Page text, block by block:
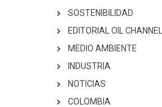
SOSTENIBILIDAD
EDITORIAL OIL CHANNEL
MEDIO AMBIENTE
INDUSTRIA
NOTICIAS
COLOMBIA